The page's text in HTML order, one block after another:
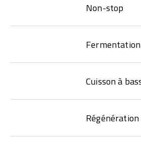
Non-stop
Fermentation
Cuisson à
Régénération